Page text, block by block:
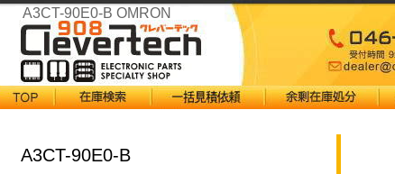
A3CT-90E0-B OMRON
A3CT-90E0-B